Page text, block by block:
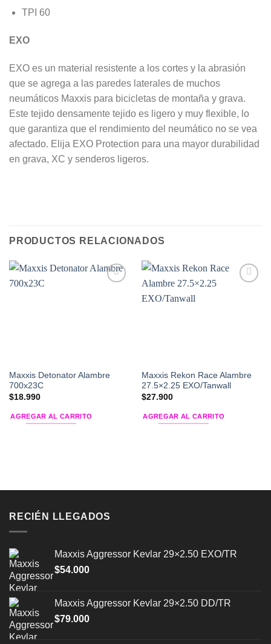
TPI 60
EXO
EXO es un material resistente a los cortes y la abrasión
que se agrega a las paredes laterales de muchos
neumáticos Maxxis para bicicletas de montaña y grava.
Este tejido densamente tejido es ligero y muy flexible, lo
que garantiza que el rendimiento del neumático no se vea
afectado. Elija EXO Protection para una mayor durabilidad
en grava, XC y senderos ligeros.
PRODUCTOS RELACIONADOS
Maxxis Detonator Alambre
700x23C
$18.990
AGREGAR AL CARRITO
Maxxis Rekon Race Alambre
27.5×2.25 EXO/Tanwall
$27.900
AGREGAR AL CARRITO
RECIÉN LLEGADOS
Maxxis Aggressor Kevlar 29×2.50 EXO/TR
$54.000
Maxxis Aggressor Kevlar 29×2.50 DD/TR
$79.000